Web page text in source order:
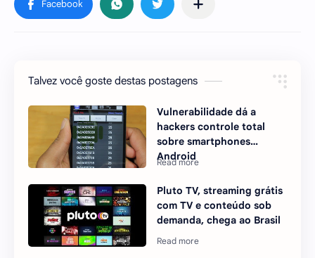
Talvez você goste destas postagens
Vulnerabilidade dá a
hackers controle total
sobre smartphones
Android
Pluto TV, streaming grátis
com TV e conteúdo sob
demanda, chega ao Brasil